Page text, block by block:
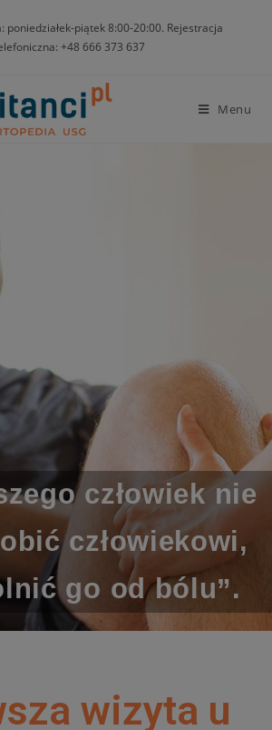
poniedziałek-piątek 8:00-20:00. Rejestracja
+48 666 373 637
Menu
człowiek nie
człowiekowi,
go od bólu”.
wizyta u